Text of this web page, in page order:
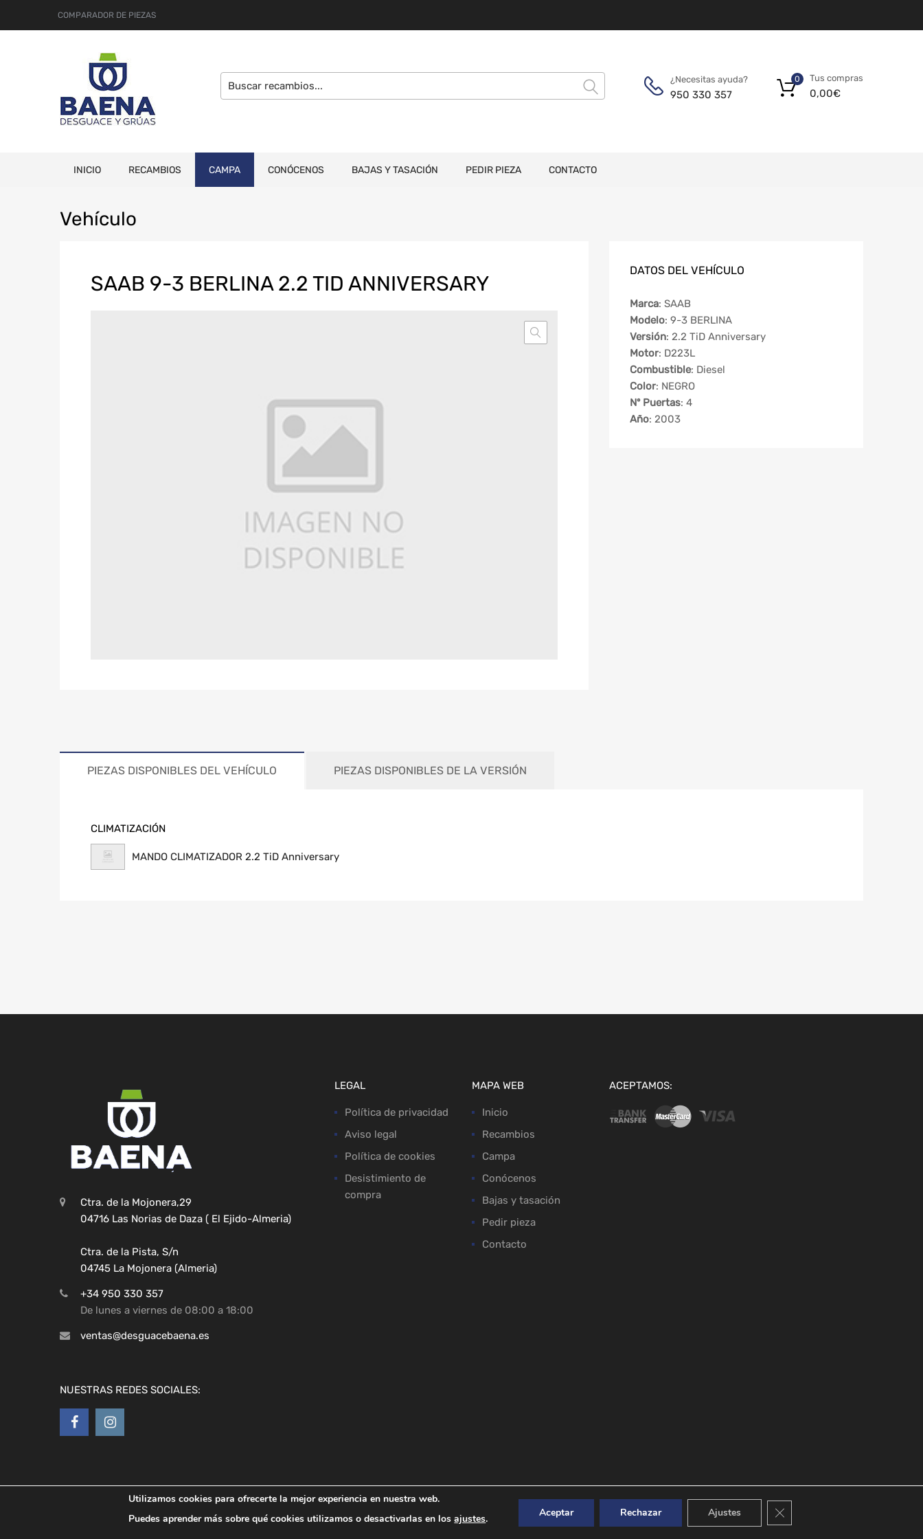
COMPARADOR DE PIEZAS
¿Necesitas ayuda?
950 330 357
Tus compras
0,00€
0
INICIO RECAMBIOS CAMPA CONÓCENOS BAJAS Y TASACIÓN PEDIR PIEZA CONTACTO
Vehículo
SAAB 9-3 BERLINA 2.2 TID ANNIVERSARY
DATOS DEL VEHÍCULO
Marca: SAAB
Modelo: 9-3 BERLINA
Versión: 2.2 TiD Anniversary
Motor: D223L
Combustible: Diesel
Color: NEGRO
Nº Puertas: 4
Año: 2003
PIEZAS DISPONIBLES DEL VEHÍCULO PIEZAS DISPONIBLES DE LA VERSIÓN
CLIMATIZACIÓN
MANDO CLIMATIZADOR 2.2 TiD Anniversary
Ctra. de la Mojonera,29
04716 Las Norias de Daza ( El Ejido-Almeria)
Ctra. de la Pista, S/n
04745 La Mojonera (Almeria)
+34 950 330 357
De lunes a viernes de 08:00 a 18:00
ventas@desguacebaena.es
NUESTRAS REDES SOCIALES:
LEGAL
Política de privacidad
Aviso legal
Política de cookies
Desistimiento de
compra
MAPA WEB
Inicio
Recambios
Campa
Conócenos
Bajas y tasación
Pedir pieza
Contacto
ACEPTAMOS:
Desguaces Baena
Utilizamos cookies para ofrecerte la mejor experiencia en nuestra web.
Puedes aprender más sobre qué cookies utilizamos o desactivarlas en losajustes. Aceptar Rechazar Ajustes Cerrar el banner de cookies RGPD